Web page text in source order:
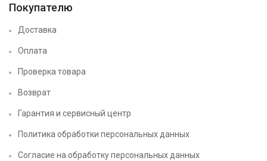
Покупателю
Доставка
Оплата
Проверка товара
Возврат
Гарантия и сервисный центр
Политика обработки персональных данных
Согласие на обработку персональных данных